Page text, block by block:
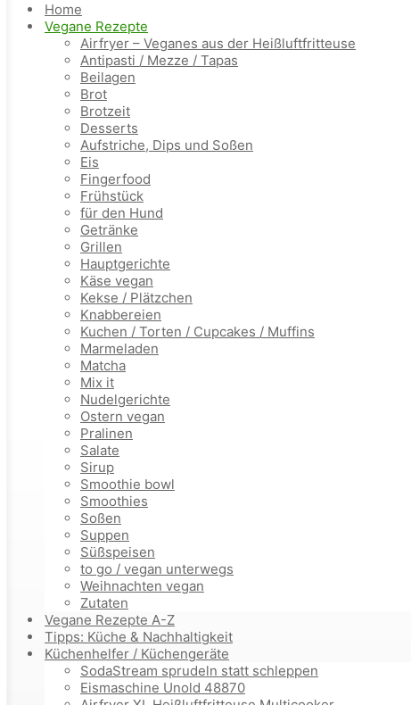
Home
Vegane Rezepte
Airfryer – Veganes aus der Heißluftfritteuse
Antipasti / Mezze / Tapas
Beilagen
Brot
Brotzeit
Desserts
Aufstriche, Dips und Soßen
Eis
Fingerfood
Frühstück
für den Hund
Getränke
Grillen
Hauptgerichte
Käse vegan
Kekse / Plätzchen
Knabbereien
Kuchen / Torten / Cupcakes / Muffins
Marmeladen
Matcha
Mix it
Nudelgerichte
Ostern vegan
Pralinen
Salate
Sirup
Smoothie bowl
Smoothies
Soßen
Suppen
Süßspeisen
to go / vegan unterwegs
Weihnachten vegan
Zutaten
Vegane Rezepte A-Z
Tipps: Küche & Nachhaltigkeit
Küchenhelfer / Küchengeräte
SodaStream sprudeln statt schleppen
Eismaschine Unold 48870